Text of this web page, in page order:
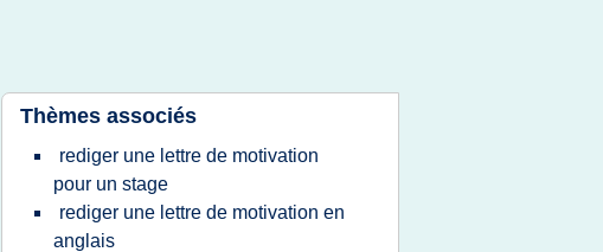
Thèmes associés
rediger une lettre de motivation
pour un stage
rediger une lettre de motivation en
anglais